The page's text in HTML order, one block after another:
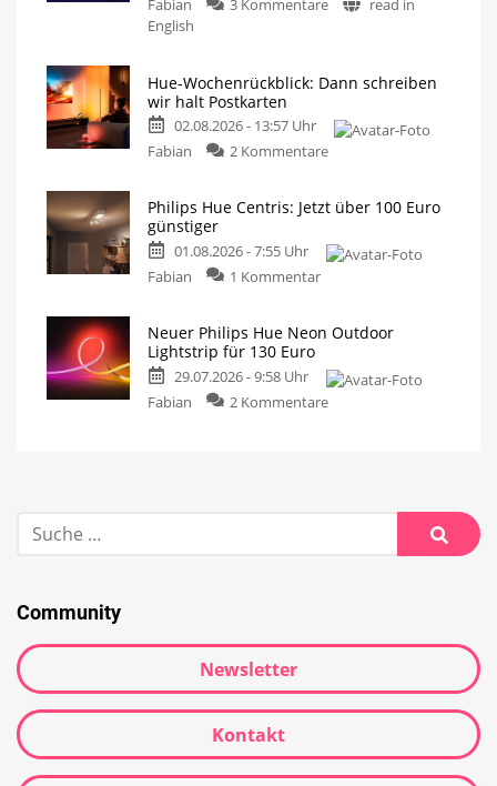
Fabian 3 Kommentare
read in
English
Hue-Wochenrückblick: Dann schreiben
wir halt Postkarten
02.08.2026 - 13:57 Uhr
Fabian
2 Kommentare
Philips Hue Centris: Jetzt über 100 Euro
günstiger
01.08.2026 - 7:55 Uhr
Fabian
1 Kommentar
Neuer Philips Hue Neon Outdoor
Lightstrip für 130 Euro
29.07.2026 - 9:58 Uhr
Fabian
2 Kommentare
Community
Newsletter
Kontakt